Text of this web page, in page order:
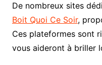
De nombreux sites
Boit Quoi Ce Soir,
Ces plateformes sont
vous aideront à briller